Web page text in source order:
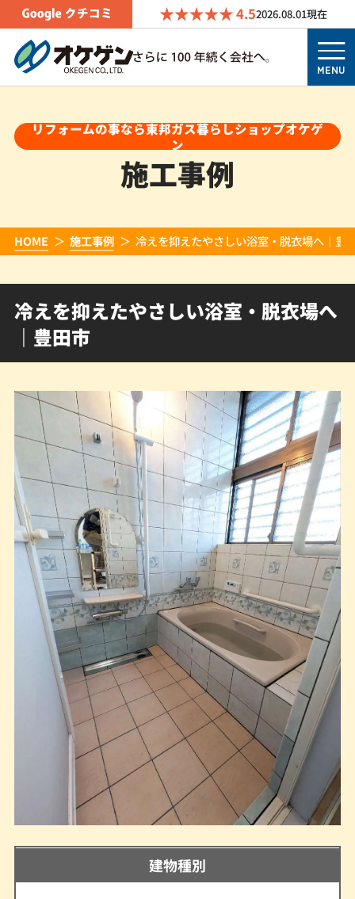
4.52026.08.01現在
MENU
リフォームの事なら東邦ガス暮らしショップオケゲ
ン
施工事例
HOME 施工事例 冷えを抑えたやさしい浴室・脱衣場へ｜豊
冷えを抑えたやさしい浴室・脱衣場へ
｜豊田市
建物種別